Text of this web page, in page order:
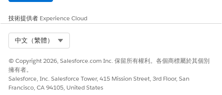
示範本」建構不良且內容較少時。
低度風險時機
提示插入偵測已啟用,組織使用 Salesforce 主控的模型 (具有內建防
護),且將「最低權限」套用至 AI 的資料存取權。
業務與整合考量事項
技術提供者 Experience Cloud
中文（繁體）
© Copyright 2026, Salesforce.com Inc. 保留所有權利。各個商標屬於其個別
擁有者。
Salesforce, Inc. Salesforce Tower, 415 Mission Street, 3rd Floor, San
Francisco, CA 94105, United States